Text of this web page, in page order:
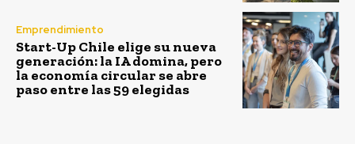
Emprendimiento
Start-Up Chile elige su nueva
generación: la IA domina, pero
la economía circular se abre
paso entre las 59 elegidas